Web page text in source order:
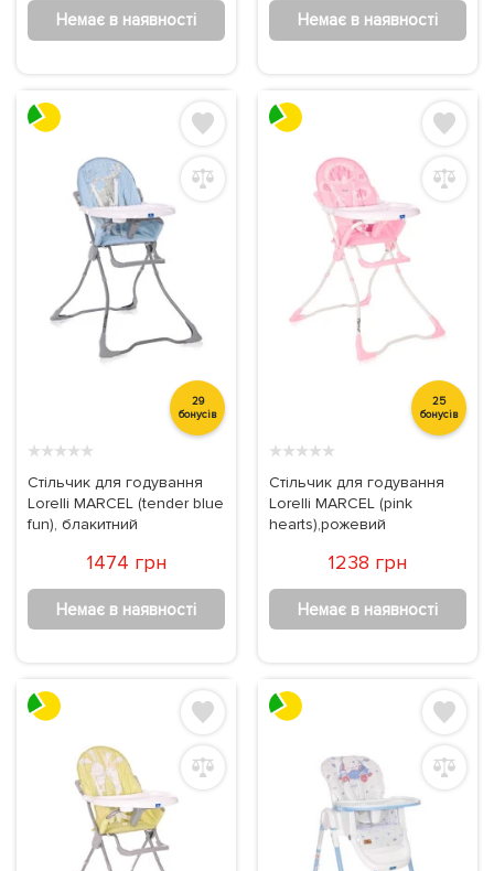
Немає в наявності Немає в наявності
29
бонусів
★★★★★
Стільчик для годування
Lorelli MARCEL (tender blue
fun), блакитний
1474 грн
Немає в наявності
25
бонусів
★★★★★
Стільчик для годування
Lorelli MARCEL (pink
hearts),рожевий
1238 грн
Немає в наявності